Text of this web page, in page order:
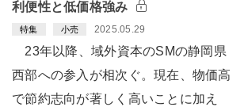
利便性と低価格強み
特集 小売 2025.05.29
23年以降、域外資本のSMの静岡県
西部への参入が相次ぐ。現在、物価高
で節約志向が著しく高いことに加え